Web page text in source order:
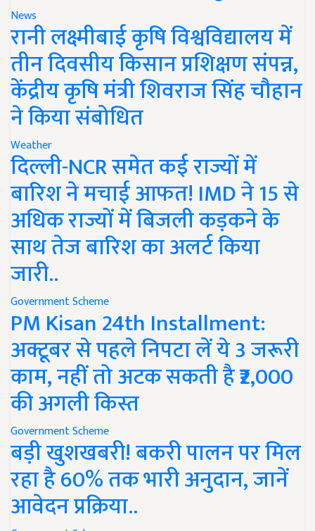
News
रानी लक्ष्मीबाई कृषि विश्वविद्यालय में
तीन दिवसीय किसान प्रशिक्षण संपन्न,
केंद्रीय कृषि मंत्री शिवराज सिंह चौहान
ने किया संबोधित
Weather
दिल्ली-NCR समेत कई राज्यों में
बारिश ने मचाई आफत! IMD ने 15 से
अधिक राज्यों में बिजली कड़कने के
साथ तेज बारिश का अलर्ट किया
जारी..
Government Scheme
PM Kisan 24th Installment:
अक्टूबर से पहले निपटा लें ये 3 जरूरी
काम, नहीं तो अटक सकती है ₹2,000
की अगली किस्त
Government Scheme
बड़ी खुशखबरी! बकरी पालन पर मिल
रहा है 60% तक भारी अनुदान, जानें
आवेदन प्रक्रिया..